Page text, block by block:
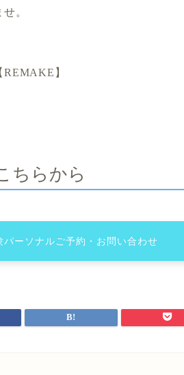
。
】
ちらから
パーソナルご予約・お問い合わせ